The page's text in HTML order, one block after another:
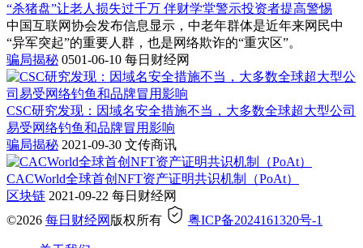
“杀猪盘”让老人损失过千万 伴财学堂警示投资者提高警惕
中国互联网协会发布信息显示，中老年群体是近年来网民中
“异军突起”的重要人群，也是网络欺诈的“重灾区”。
骗局揭秘 0501-06-10 每日财经网
CSC研究发现：因域名安全措施不当，大多数全球超大型公司
易受网络钓鱼和品牌冒用影响
骗局揭秘 2021-09-30 文传商讯
CACWorld全球首创NFT资产证明共识机制（PoAt）
区块链 2021-09-22 每日财经网
©2026 每日财经网 版权所有 粤ICP备2024161320号-1